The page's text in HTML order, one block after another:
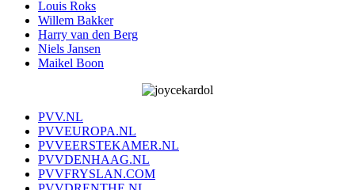
Louis Roks
Willem Bakker
Harry van den Berg
Niels Jansen
Maikel Boon
PVV.NL
PVVEUROPA.NL
PVVEERSTEKAMER.NL
PVVDENHAAG.NL
PVVFRYSLAN.COM